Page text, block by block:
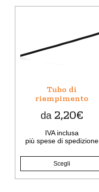
Tubo di
riempimento
da 2,20€
IVA inclusa
più spese di spedizione
Scegli
più
possono
pagina